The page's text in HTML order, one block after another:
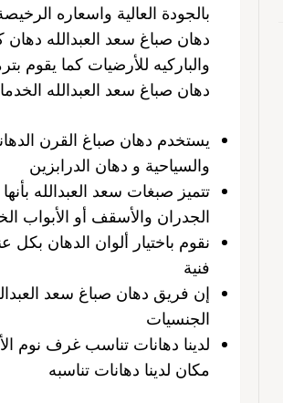
بالجودة العالية واسعاره
دهان صباغ سعد العبدالله
والباركيه للأرضيات كما يقوم
دهان صباغ سعد العبدالله
يستخدم دهان صباغ القرن
والسياحية و دهان الدرابزين
تتميز صبغات سعد العبدالله
الجدران والأسقف أو الأبواب
نقوم باختيار ألوان الدهان
فنية
إن فريق دهان صباغ سعد
الجنسيات
لدينا دهانات تناسب غرف نوم
مكان لدينا دهانات تناسبه